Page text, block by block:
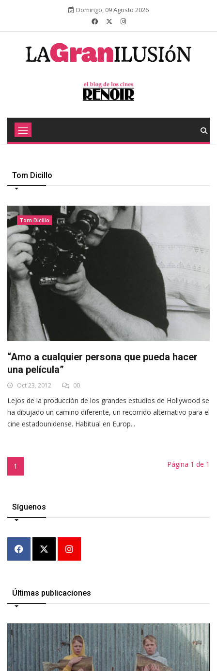
Domingo, 09 Agosto 2026
Tom Dicillo
Tom Dicillo
“Amo a cualquier persona que pueda hacer
una película”
Oct 23, 2012 00
Lejos de la producción de los grandes estudios de Hollywood se
ha dibujado un camino diferente, un recorrido alternativo para el
cine estadounidense. Habitual en Europ...
1 Página 1 de 1
Síguenos
Últimas publicaciones